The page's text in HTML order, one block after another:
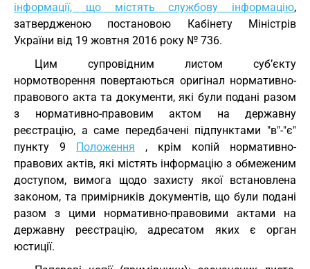
інформації, що містять службову інформацію,
затвердженою постановою Кабінету Міністрів
України від 19 жовтня 2016 року № 736.
Цим супровідним листом суб’єкту
нормотворення повертаються оригінал нормативно-
правового акта та документи, які були подані разом
з нормативно-правовим актом на державну
реєстрацію, а саме передбачені підпунктами "в"-"є"
пункту 9 Положення , крім копій нормативно-
правових актів, які містять інформацію з обмеженим
доступом, вимога щодо захисту якої встановлена
законом, та примірників документів, що були подані
разом з цими нормативно-правовими актами на
державну реєстрацію, адресатом яких є орган
юстиції.